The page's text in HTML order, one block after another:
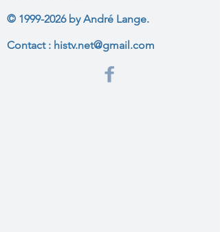
© 1999-2026by André Lange.
Contact : histv.net@gmail.com